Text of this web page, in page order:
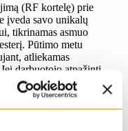
(RF kortelę) prie
įveda savo unikalų
tikrinamas asmuo
Pūtimo metu
atliekamas
darbuotojo atpažinti
ir paprašyti